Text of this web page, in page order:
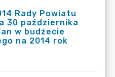
Rady Powiatu
30 października
w budżecie
na 2014 rok